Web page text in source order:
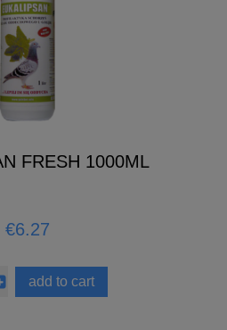
FRESH 1000ML
€6.27
add to cart